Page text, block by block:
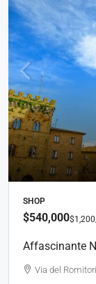
SHOP
$540,000$1,200
Affascinante
Via del